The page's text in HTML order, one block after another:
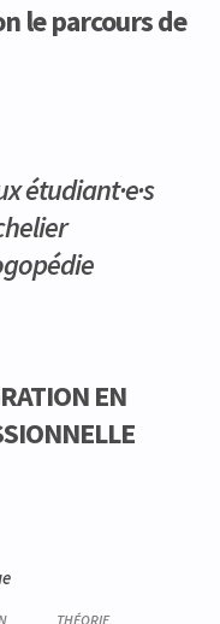
le parcours de
étudiant·e·s
EN